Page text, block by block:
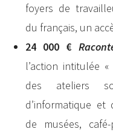
foyers de
du français, un
24 000 €
l’action intitulée
des ateliers
d’informatique et
de musées,